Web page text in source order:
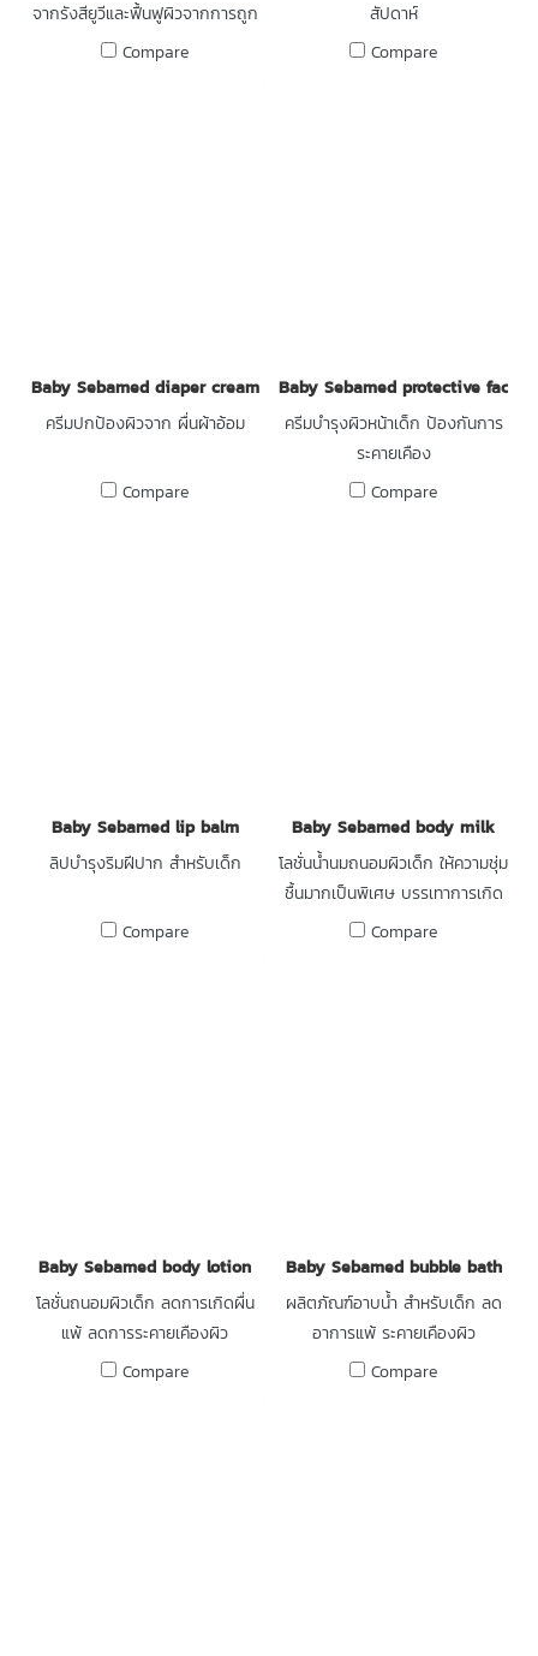
จากรังสียูวีและฟื้นฟูผิวจากการถูก
ทำลาย
Compare
สัปดาห์
Compare
Baby Sebamed diaper cream
ครีมปกป้องผิวจาก ผื่นผ้าอ้อม
Compare
Baby Sebamed protective facial
ครีมบำรุงผิวหน้าเด็ก ป้องกันการ
ระคายเคือง
Compare
Baby Sebamed lip balm
ลิปบำรุงริมฝีปาก สำหรับเด็ก
Compare
Baby Sebamed body milk
โลชั่นน้ำนมถนอมผิวเด็ก ให้ความชุ่ม
ชื้นมากเป็นพิเศษ บรรเทาการเกิด
ผื่นผิวหน้า
Compare
Baby Sebamed body lotion
โลชั่นถนอมผิวเด็ก ลดการเกิดผื่น
แพ้ ลดการระคายเคืองผิว
Compare
Baby Sebamed bubble bath
ผลิตภัณฑ์อาบน้ำ สำหรับเด็ก ลด
อาการแพ้ ระคายเคืองผิว
Compare